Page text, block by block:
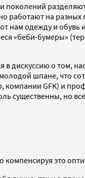
работают на
одежду и
«беби-бумеры»
дискуссию о том,
шпане, что
компании GFK) и
существенны, но
это